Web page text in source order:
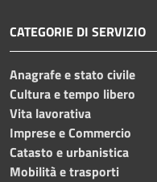
CATEGORIE DI SERVIZIO
Anagrafe e stato civile
Cultura e tempo libero
Vita lavorativa
Imprese e Commercio
Catasto e urbanistica
Mobilità e trasporti